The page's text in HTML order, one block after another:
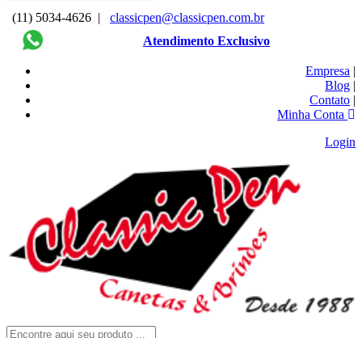
(11) 5034-4626 |
classicpen@classicpen.com.br
Atendimento Exclusivo
Empresa |
Blog |
Contato |
Minha Conta
Login